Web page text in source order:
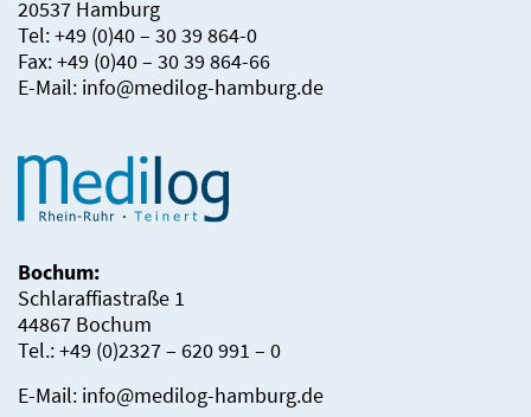
20537 Hamburg
Tel: +49 (0)40 – 30 39 864-0
Fax: +49 (0)40 – 30 39 864-66
E-Mail: info@medilog-hamburg.de
Bochum:
Schlaraffiastraße 1
44867 Bochum
Tel.: +49 (0)2327 – 620 991 – 0
E-Mail: info@medilog-hamburg.de